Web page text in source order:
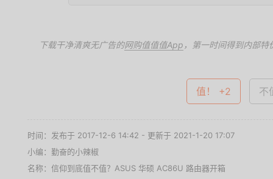
下载干净清爽无广告的网购值值值App ，第一时间得到内部特
值！ +2 不
时间：发布于 2017-12-6 14:42 - 更新于 2021-1-20 17:07
小编：勤奋的小辣椒
名称： 信仰到底值不值？ASUS 华硕 AC86U 路由器开箱